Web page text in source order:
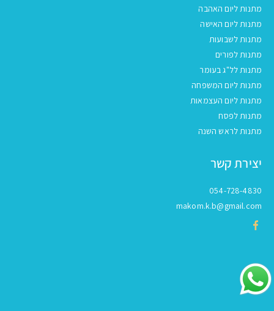
מתנות ליום האהבה
מתנות ליום האישה
מתנות לשבועות
מתנות לפורים
מתנות לל"ג בעומר
מתנות ליום המשפחה
מתנות ליום העצמאות
מתנות לפסח
מתנות לראש השנה
יצירת קשר
054-728-4830
makom.k.b@gmail.com